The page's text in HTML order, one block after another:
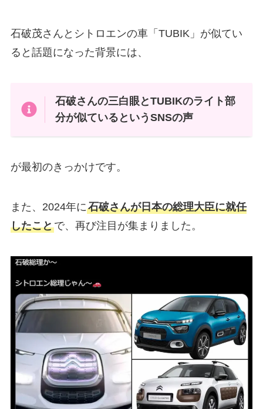
石破茂さんとシトロエンの車「TUBIK」が似てい
ると話題になった背景には、
石破さんの三白眼とTUBIKのライト部
分が似ているというSNSの声
が最初のきっかけです。
また、2024年に石破さんが日本の総理大臣に就任
したことで、再び注目が集まりました。